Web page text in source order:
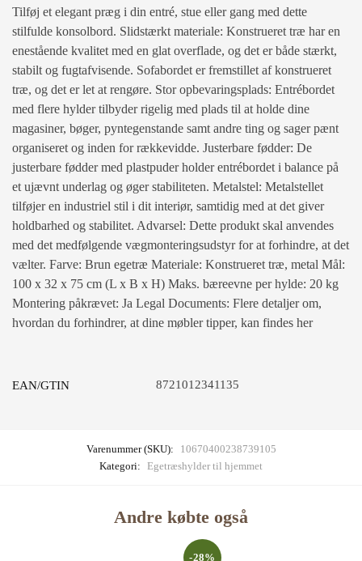
Tilføj et elegant præg i din entré, stue eller gang med dette
stilfulde konsolbord. Slidstærkt materiale: Konstrueret træ har en
enestående kvalitet med en glat overflade, og det er både stærkt,
stabilt og fugtafvisende. Sofabordet er fremstillet af konstrueret
træ, og det er let at rengøre. Stor opbevaringsplads: Entrébordet
med flere hylder tilbyder rigelig med plads til at holde dine
magasiner, bøger, pyntegenstande samt andre ting og sager pænt
organiseret og inden for rækkevidde. Justerbare fødder: De
justerbare fødder med plastpuder holder entrébordet i balance på
et ujævnt underlag og øger stabiliteten. Metalstel: Metalstellet
tilføjer en industriel stil i dit interiør, samtidig med at det giver
holdbarhed og stabilitet. Advarsel: Dette produkt skal anvendes
med det medfølgende vægmonteringsudstyr for at forhindre, at det
vælter. Farve: Brun egetræ Materiale: Konstrueret træ, metal Mål:
100 x 32 x 75 cm (L x B x H) Maks. bæreevne per hylde: 20 kg
Montering påkrævet: Ja Legal Documents: Flere detaljer om,
hvordan du forhindrer, at dine møbler tipper, kan findes her
EAN/GTIN 8721012341135
Varenummer (SKU):
10670400238739105
Kategori: Egetræshylder til hjemmet
Andre købte også
-28%